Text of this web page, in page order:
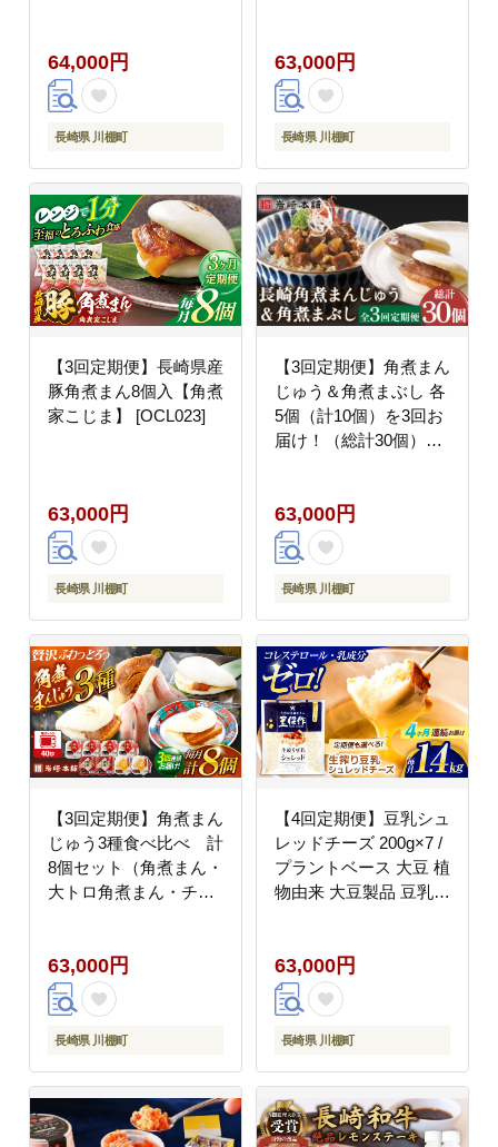
64,000円
長崎県 川棚町
63,000円
長崎県 川棚町
【3回定期便】長崎県産
豚角煮まん8個入【角煮
家こじま】 [OCL023]
63,000円
長崎県 川棚町
【3回定期便】角煮まん
じゅう＆角煮まぶし 各
5個（計10個）を3回お
届け！（総計30個）
くにまんじゅう 角煮 角
煮饅頭 かくに かくにま
ぶし 饅頭 まんじゅう
63,000円
長崎県 川棚町
【3回定期便】角煮まん
じゅう3種食べ比べ 計
8個セット（角煮まん・
大トロ角煮まん・チー
/ 角煮まん かくにまん
じゅう 角煮 角煮饅頭
かくに かくに 饅頭 ま
んじゅう
63,000円
長崎県 川棚町
【4回定期便】豆乳シュ
レッドチーズ 200g×7 /
プラントベース 大豆 植
物由来 大豆製品 豆乳チ
ー対応 ヘルシー コレス
テロールゼロ ソイミル
ク 健康 乳製品不使用
低カロリー パック【大
63,000円
長崎県 川棚町